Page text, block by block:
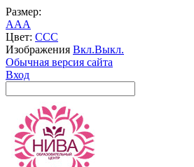
Размер:
AAA
Цвет: CCC
Изображения Вкл.Выкл.
Обычная версия сайта
Вход